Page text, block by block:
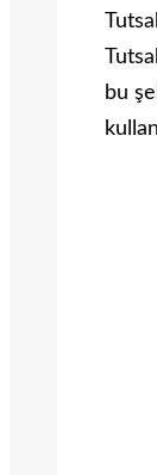
bu